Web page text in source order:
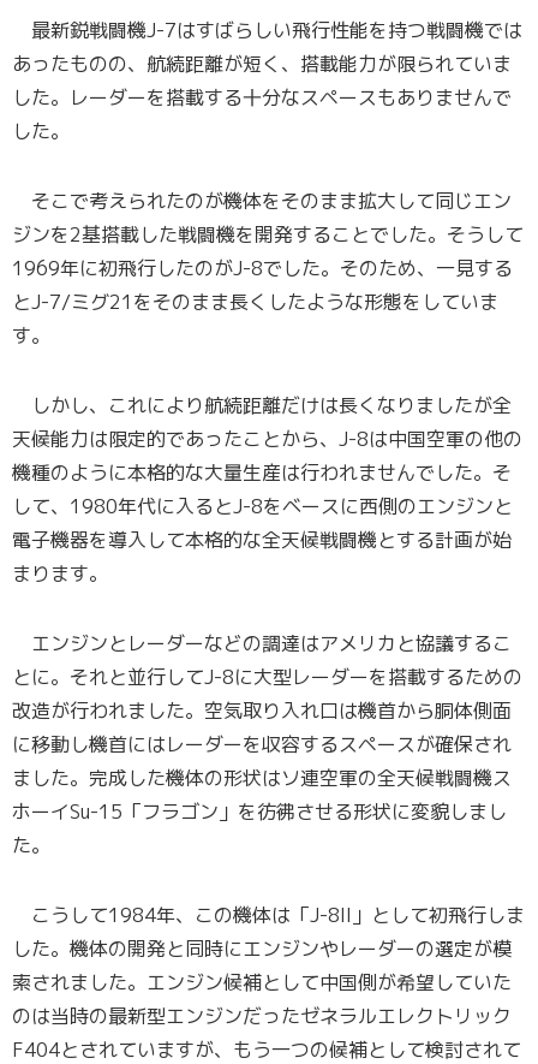
最新鋭戦闘機J-7はすばらしい飛行性能を持つ戦闘機では
あったものの、航続距離が短く、搭載能力が限られていま
した。レーダーを搭載する十分なスペースもありませんで
した。
そこで考えられたのが機体をそのまま拡大して同じエン
ジンを2基搭載した戦闘機を開発することでした。そうして
1969年に初飛行したのがJ-8でした。そのため、一見する
とJ-7/ミグ21をそのまま長くしたような形態をしていま
す。
しかし、これにより航続距離だけは長くなりましたが全
天候能力は限定的であったことから、J-8は中国空軍の他の
機種のように本格的な大量生産は行われませんでした。そ
して、1980年代に入るとJ-8をベースに西側のエンジンと
電子機器を導入して本格的な全天候戦闘機とする計画が始
まります。
エンジンとレーダーなどの調達はアメリカと協議するこ
とに。それと並行してJ-8に大型レーダーを搭載するための
改造が行われました。空気取り入れ口は機首から胴体側面
に移動し機首にはレーダーを収容するスペースが確保され
ました。完成した機体の形状はソ連空軍の全天候戦闘機ス
ホーイSu-15「フラゴン」を彷彿させる形状に変貌しまし
た。
こうして1984年、この機体は「J-8II」として初飛行しま
した。機体の開発と同時にエンジンやレーダーの選定が模
索されました。エンジン候補として中国側が希望していた
のは当時の最新型エンジンだったゼネラルエレクトリック
F404とされていますが、もう一つの候補として検討されて